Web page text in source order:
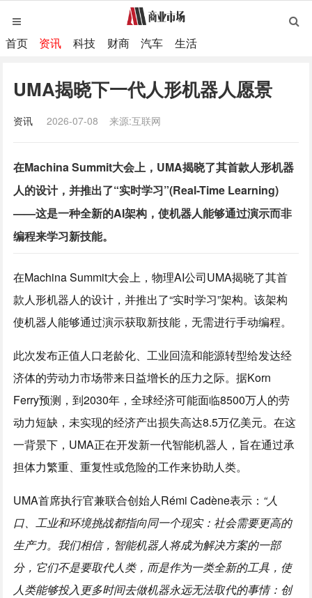
首页 资讯 科技 财商 汽车 生活
UMA揭晓下一代人形机器人愿景
资讯 2026-07-08 来源:互联网
在Machina Summit大会上，UMA揭晓了其首款人形机器
人的设计，并推出了“实时学习”(Real-Time Learning)
——这是一种全新的AI架构，使机器人能够通过演示而非
编程来学习新技能。
在Machina Summit大会上，物理AI公司UMA揭晓了其首
款人形机器人的设计，并推出了“实时学习”架构。该架构
使机器人能够通过演示获取新技能，无需进行手动编程。
此次发布正值人口老龄化、工业回流和能源转型给发达经
济体的劳动力市场带来日益增长的压力之际。据Korn
Ferry预测，到2030年，全球经济可能面临8500万人的劳
动力短缺，未实现的经济产出损失高达8.5万亿美元。在这
一背景下，UMA正在开发新一代智能机器人，旨在通过承
担体力繁重、重复性或危险的工作来协助人类。
UMA首席执行官兼联合创始人Rémi Cadène表示： “人
口、工业和环境挑战都指向同一个现实：社会需要更高的
生产力。我们相信，智能机器人将成为解决方案的一部
分，它们不是要取代人类，而是作为一类全新的工具，使
人类能够投入更多时间去做机器永远无法取代的事情：创